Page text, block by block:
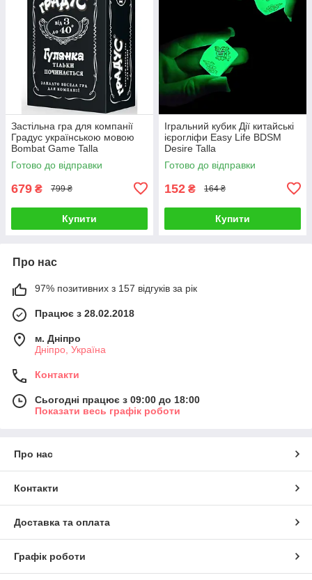
Застільна гра для компанії
Градус українською мовою
Bombat Game Talla
Готово до відправки
679 ₴ 799 ₴
Купити
Ігральний кубик Дії китайські
ієрогліфи Easy Life BDSM
Desire Talla
Готово до відправки
152 ₴ 164 ₴
Купити
Про нас
97% позитивних з 157 відгуків за рік
Працює з 28.02.2018
м. Дніпро
Дніпро, Україна
Контакти
Сьогодні працює з 09:00 до 18:00
Показати весь графік роботи
Про нас
Контакти
Доставка та оплата
Графік роботи